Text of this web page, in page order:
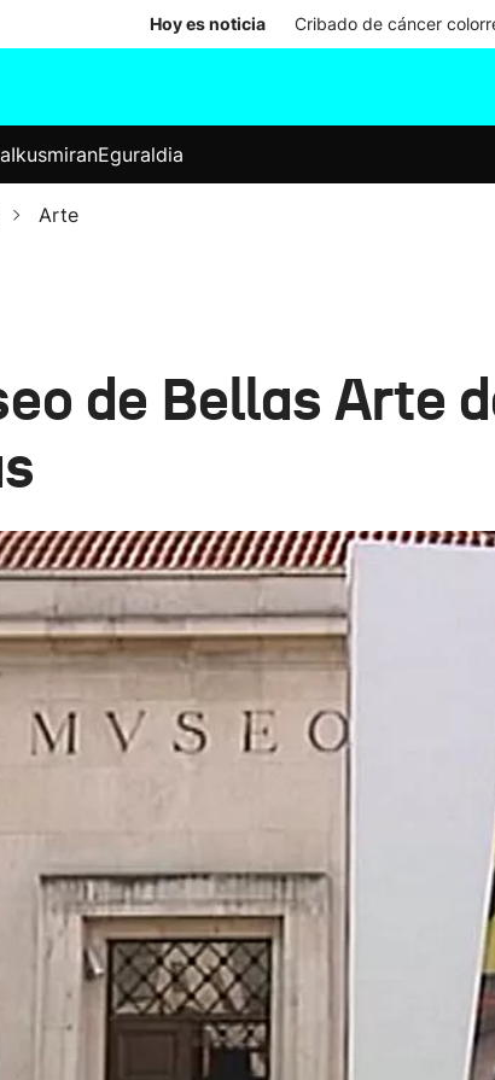
Hoy es noticia Cribado de cáncer
IkusmiranEguraldia
Arte
de Bellas Arte